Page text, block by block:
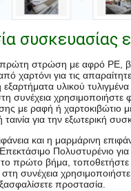
συσκευασίας
στρώση με αφρό PE,
χαρτόνι για τις
εξαρτήματα υλικού
συνέχεια χρησιμοποιήστε
με ραφή ή χαρτοκιβώτιο
ταινία για την εξωτερική
και η μαρμάρινη
Πολυστυρένιο για
πρώτο βήμα, τοποθετήστε
συνέχεια χρησιμοποιήστε
προστασία.